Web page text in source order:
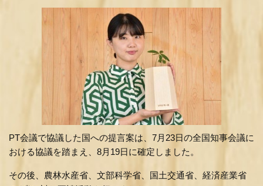
PT会議で協議した国への提言案は、7月23日の全国知事会議に
おける協議を踏まえ、8月19日に確定しました。
その後、農林水産省、文部科学省、国土交通省、経済産業省